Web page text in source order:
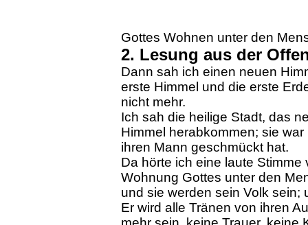
Gottes Wohnen unter den
2. Lesung aus der
Dann sah ich einen neuen
erste Himmel und die erste
nicht mehr.
Ich sah die heilige Stadt, das
Himmel herabkommen; sie
ihren Mann geschmückt hat.
Da hörte ich eine laute
Wohnung Gottes unter den
und sie werden sein Volk sein;
Er wird alle Tränen von ihren